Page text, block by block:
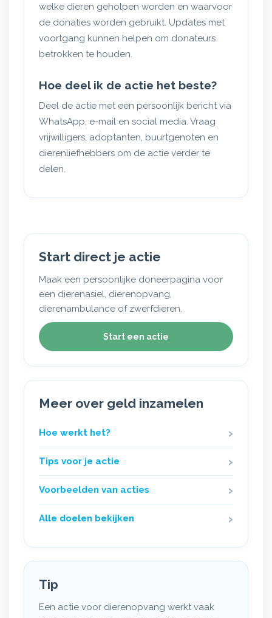
welke dieren geholpen worden en waarvoor
de donaties worden gebruikt. Updates met
voortgang kunnen helpen om donateurs
betrokken te houden.
Hoe deel ik de actie het beste?
Deel de actie met een persoonlijk bericht via
WhatsApp, e-mail en social media. Vraag
vrijwilligers, adoptanten, buurtgenoten en
dierenliefhebbers om de actie verder te
delen.
Start direct je actie
Maak een persoonlijke doneerpagina voor
een dierenasiel, dierenopvang,
dierenambulance of zwerfdieren.
Start een actie
Meer over geld inzamelen
Hoe werkt het?
Tips voor je actie
Voorbeelden van acties
Alle doelen bekijken
Tip
Een actie voor dierenopvang werkt vaak